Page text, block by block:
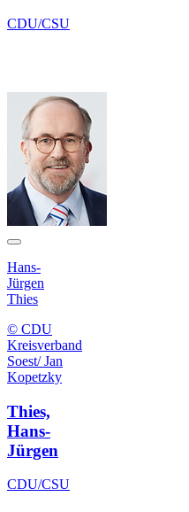
CDU/CSU
Hans-
Jürgen
Thies
© CDU
Kreisverband
Soest/ Jan
Kopetzky
Thies,
Hans-
Jürgen
CDU/CSU